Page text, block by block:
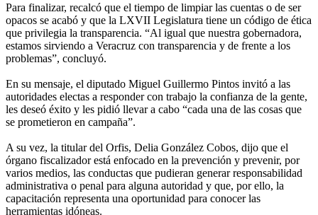
Para finalizar, recalcó que el tiempo de limpiar las cuentas o de ser
opacos se acabó y que la LXVII Legislatura tiene un código de ética
que privilegia la transparencia. “Al igual que nuestra gobernadora,
estamos sirviendo a Veracruz con transparencia y de frente a los
problemas”, concluyó.
En su mensaje, el diputado Miguel Guillermo Pintos invitó a las
autoridades electas a responder con trabajo la confianza de la gente,
les deseó éxito y les pidió llevar a cabo “cada una de las cosas que
se prometieron en campaña”.
A su vez, la titular del Orfis, Delia González Cobos, dijo que el
órgano fiscalizador está enfocado en la prevención y prevenir, por
varios medios, las conductas que pudieran generar responsabilidad
administrativa o penal para alguna autoridad y que, por ello, la
capacitación representa una oportunidad para conocer las
herramientas idóneas.